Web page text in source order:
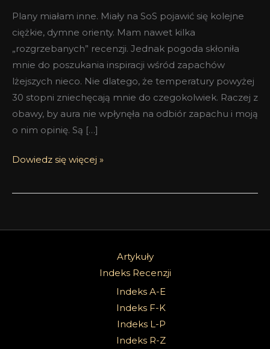
Plany miałam inne. Miały na SoS pojawić się kolejne
ciężkie, dymne orienty. Mam nawet kilka
„rozgrzebanych” recenzji. Jednak pogoda skłoniła
mnie do poszukania inspiracji wśród zapachów
lżejszych nieco. Nie dlatego, że temperatury powyżej
30 stopni zniechęcają mnie do czegokolwiek. Raczej z
obawy, by aura nie wpłynęła na odbiór zapachu i moją
o nim opinię. Są […]
Dowiedz się więcej »
Artykuły
Indeks Recenzji
Indeks A-E
Indeks F-K
Indeks L-P
Indeks R-Z